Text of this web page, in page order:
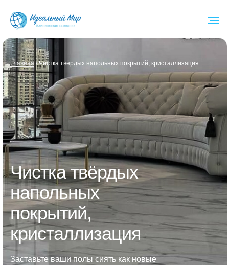
Чистка твёрдых
напольных
покрытий,
кристаллизация
Заставьте ваши полы сиять как новые
Глав ная / Чистка твёрдых напольных покрытий, кристаллизация